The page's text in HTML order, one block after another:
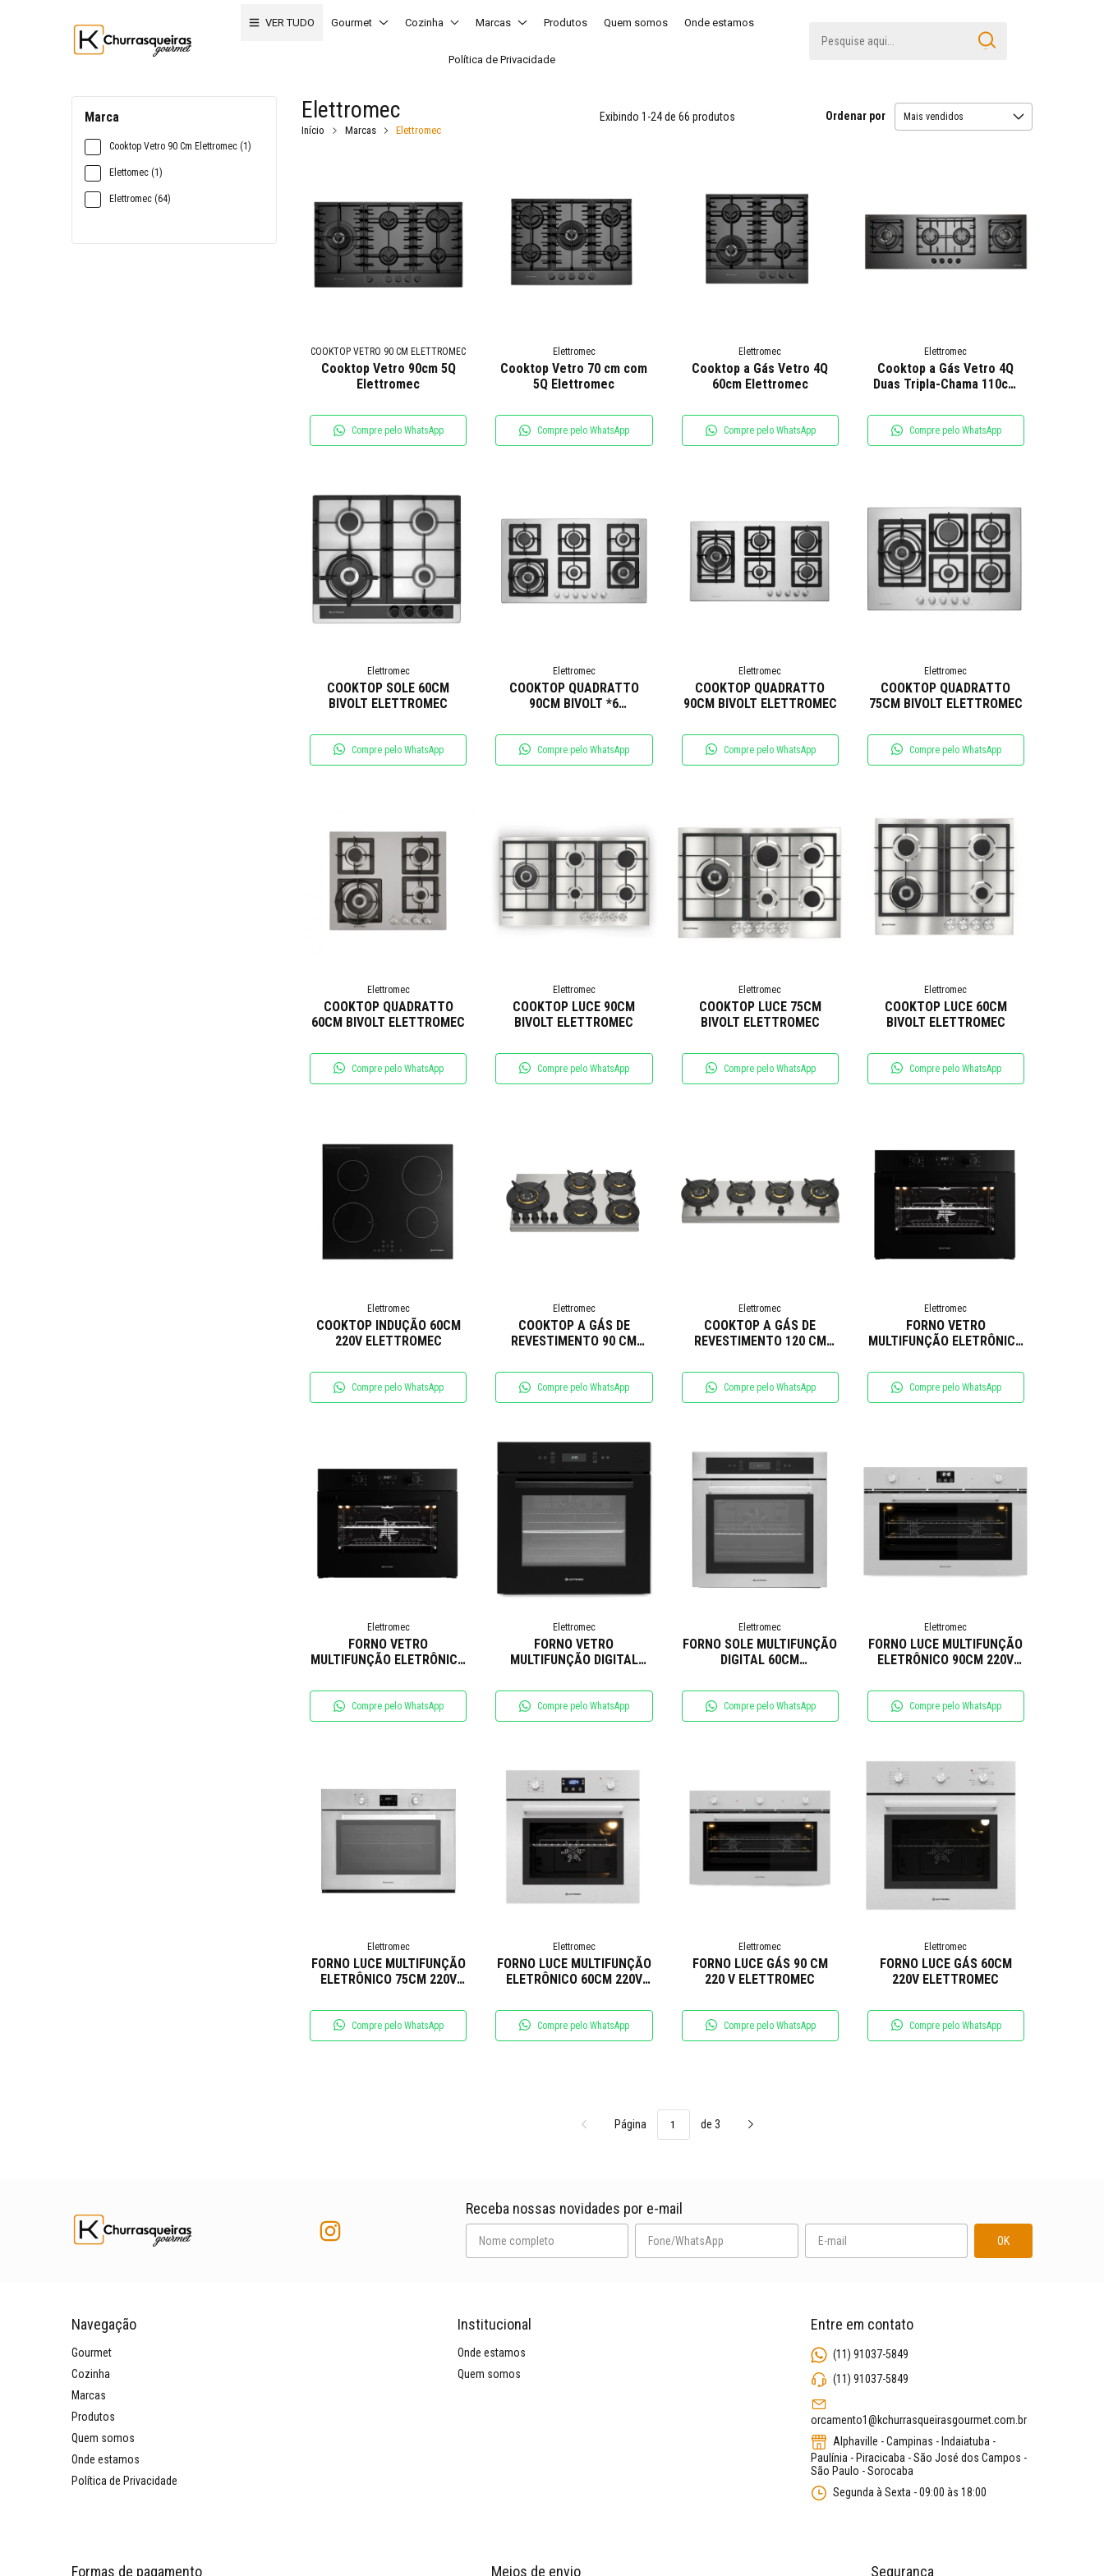
VER TUDO Gourmet Cozinha Marcas Produtos Quem somos Onde estamos
Política de Privacidade
Marca
Cooktop Vetro 90 Cm Elettromec (1)
Elettomec (1)
Elettromec (64)
Elettromec
Início Marcas Elettromec
Exibindo 1-24 de 66 produtos Ordenar por
COOKTOP VETRO 90 CM ELETTROMEC
Cooktop Vetro 90cm 5Q
Elettromec
Compre pelo WhatsApp
Elettromec
Cooktop Vetro 70 cm com
5Q Elettromec
Compre pelo WhatsApp
Elettromec
Cooktop a Gás Vetro 4Q
60cm Elettromec
Compre pelo WhatsApp
Elettromec
Cooktop a Gás Vetro 4Q
Duas Tripla-Chama 110cm
Compre pelo WhatsApp
Elettromec
COOKTOP SOLE 60CM
BIVOLT ELETTROMEC
Compre pelo WhatsApp
Elettromec
COOKTOP QUADRATTO
90CM BIVOLT *6
ELETTROMEC
Compre pelo WhatsApp
Elettromec
COOKTOP QUADRATTO
90CM BIVOLT ELETTROMEC
Compre pelo WhatsApp
Elettromec
COOKTOP QUADRATTO
75CM BIVOLT ELETTROMEC
Compre pelo WhatsApp
Elettromec
COOKTOP QUADRATTO
60CM BIVOLT ELETTROMEC
Compre pelo WhatsApp
Elettromec
COOKTOP LUCE 90CM
BIVOLT ELETTROMEC
Compre pelo WhatsApp
Elettromec
COOKTOP LUCE 75CM
BIVOLT ELETTROMEC
Compre pelo WhatsApp
Elettromec
COOKTOP LUCE 60CM
BIVOLT ELETTROMEC
Compre pelo WhatsApp
Elettromec
COOKTOP INDUÇÃO 60CM
220V ELETTROMEC
Compre pelo WhatsApp
Elettromec
COOKTOP A GÁS DE
REVESTIMENTO 90 CM
Compre pelo WhatsApp
Elettromec
COOKTOP A GÁS DE
REVESTIMENTO 120 CM
Compre pelo WhatsApp
Elettromec
FORNO VETRO
MULTIFUNÇÃO ELETRÔNICO
Compre pelo WhatsApp
Elettromec
FORNO VETRO
MULTIFUNÇÃO ELETRÔNICO
Compre pelo WhatsApp
Elettromec
FORNO VETRO
MULTIFUNÇÃO DIGITAL
Compre pelo WhatsApp
Elettromec
FORNO SOLE MULTIFUNÇÃO
DIGITAL 60CM
Compre pelo WhatsApp
Elettromec
FORNO LUCE MULTIFUNÇÃO
ELETRÔNICO 90CM 220V
Compre pelo WhatsApp
Elettromec
FORNO LUCE MULTIFUNÇÃO
ELETRÔNICO 75CM 220V
Compre pelo WhatsApp
Elettromec
FORNO LUCE MULTIFUNÇÃO
ELETRÔNICO 60CM 220V
Compre pelo WhatsApp
Elettromec
FORNO LUCE GÁS 90 CM
220 V ELETTROMEC
Compre pelo WhatsApp
Elettromec
FORNO LUCE GÁS 60CM
220V ELETTROMEC
Compre pelo WhatsApp
Página de 3
Receba nossas novidades por e-mail
Navegação
Gourmet
Cozinha
Marcas
Produtos
Quem somos
Onde estamos
Política de Privacidade
Institucional
Onde estamos
Quem somos
Entre em contato
(11) 91037-5849
(11) 91037-5849
orcamento1@kchurrasqueirasgourmet.com.br
Alphaville - Campinas - Indaiatuba -
Paulínia - Piracicaba - São José dos Campos -
São Paulo - Sorocaba
Segunda à Sexta - 09:00 às 18:00
Formas de pagamento Meios de envio Segurança